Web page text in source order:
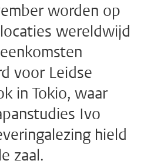
worden op
wereldwijd
voor Leidse
in Tokio, waar
Ivo
hield
zaal.